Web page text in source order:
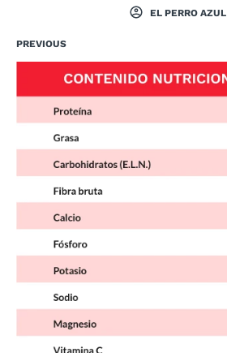
EL PERRO AZUL
PREVIOUS